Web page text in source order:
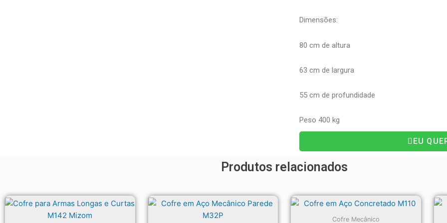
Dimensões:
80 cm de altura
63 cm de largura
55 cm de profundidade
Peso 400 kg
EU
Produtos relacionados
Cofre Mecânico